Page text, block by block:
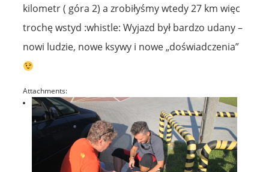
kilometr ( góra 2) a zrobiłyśmy wtedy 27 km więc
trochę wstyd :whistle: Wyjazd był bardzo udany –
nowi ludzie, nowe ksywy i nowe „doświadczenia”
Attachments: